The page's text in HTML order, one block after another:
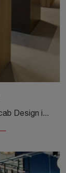
Con questa sedia Lisa Tecnopolimero Scab Design in plastica, una tra le nostre sedute sgabelli moderne, potrai valorizzare i tuoi locali.